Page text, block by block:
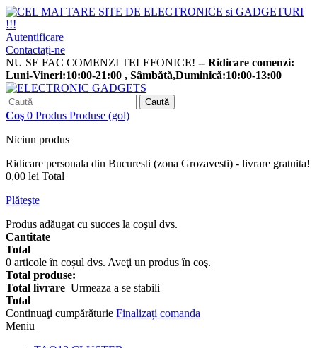
Autentificare
Contactați-ne
NU SE FAC COMENZI TELEFONICE! -- Ridicare comenzi:
Luni-Vineri:10:00-21:00 , Sâmbătă,Duminică:10:00-13:00
Caută
Coş 0 Produs Produse (gol)
Niciun produs
Ridicare personala din Bucuresti (zona Grozavesti) - livrare gratuita!
0,00 lei Total
Plăteşte
Produs adăugat cu succes la coşul dvs.
Cantitate
Total
0 articole în coșul dvs. Aveţi un produs în coş.
Total produse:
Total livrare Urmeaza a se stabili
Total
Continuaţi cumpărăturie Finalizați comanda
Meniu